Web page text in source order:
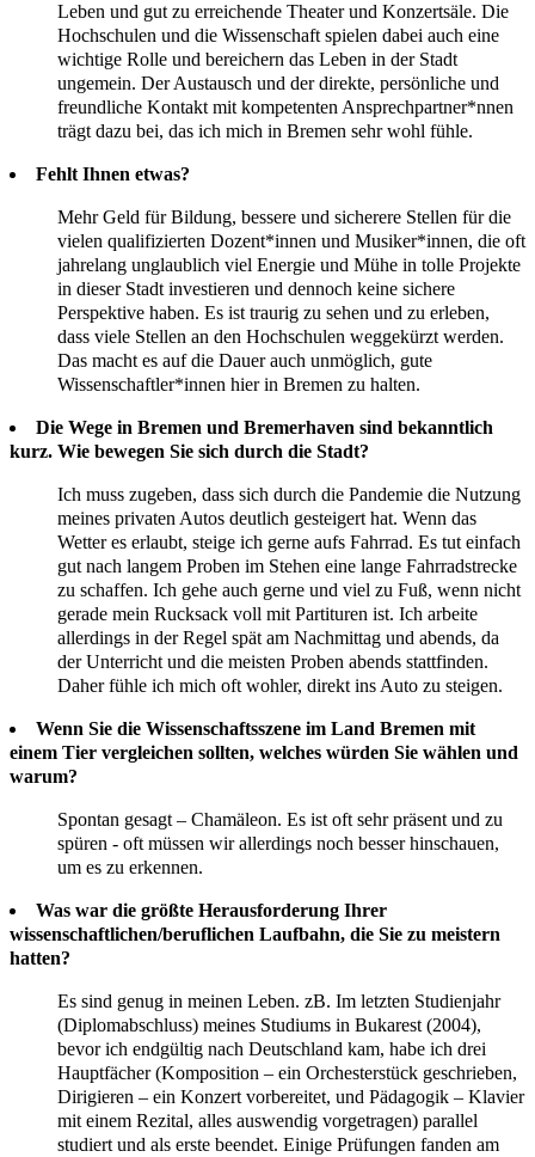
Leben und gut zu erreichende Theater und Konzertsäle. Die
Hochschulen und die Wissenschaft spielen dabei auch eine
wichtige Rolle und bereichern das Leben in der Stadt
ungemein. Der Austausch und der direkte, persönliche und
freundliche Kontakt mit kompetenten Ansprechpartner*nnen
trägt dazu bei, das ich mich in Bremen sehr wohl fühle.
Fehlt Ihnen etwas?
Mehr Geld für Bildung, bessere und sicherere Stellen für die
vielen qualifizierten Dozent*innen und Musiker*innen, die oft
jahrelang unglaublich viel Energie und Mühe in tolle Projekte
in dieser Stadt investieren und dennoch keine sichere
Perspektive haben. Es ist traurig zu sehen und zu erleben,
dass viele Stellen an den Hochschulen weggekürzt werden.
Das macht es auf die Dauer auch unmöglich, gute
Wissenschaftler*innen hier in Bremen zu halten.
Die Wege in Bremen und Bremerhaven sind bekanntlich
kurz. Wie bewegen Sie sich durch die Stadt?
Ich muss zugeben, dass sich durch die Pandemie die Nutzung
meines privaten Autos deutlich gesteigert hat. Wenn das
Wetter es erlaubt, steige ich gerne aufs Fahrrad. Es tut einfach
gut nach langem Proben im Stehen eine lange Fahrradstrecke
zu schaffen. Ich gehe auch gerne und viel zu Fuß, wenn nicht
gerade mein Rucksack voll mit Partituren ist. Ich arbeite
allerdings in der Regel spät am Nachmittag und abends, da
der Unterricht und die meisten Proben abends stattfinden.
Daher fühle ich mich oft wohler, direkt ins Auto zu steigen.
Wenn Sie die Wissenschaftsszene im Land Bremen mit
einem Tier vergleichen sollten, welches würden Sie wählen und
warum?
Spontan gesagt – Chamäleon. Es ist oft sehr präsent und zu
spüren - oft müssen wir allerdings noch besser hinschauen,
um es zu erkennen.
Was war die größte Herausforderung Ihrer
wissenschaftlichen/beruflichen Laufbahn, die Sie zu meistern
hatten?
Es sind genug in meinen Leben. zB. Im letzten Studienjahr
(Diplomabschluss) meines Studiums in Bukarest (2004),
bevor ich endgültig nach Deutschland kam, habe ich drei
Hauptfächer (Komposition – ein Orchesterstück geschrieben,
Dirigieren – ein Konzert vorbereitet, und Pädagogik – Klavier
mit einem Rezital, alles auswendig vorgetragen) parallel
studiert und als erste beendet. Einige Prüfungen fanden am